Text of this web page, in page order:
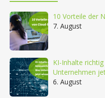
10 Vorteile der
7. August
KI-Inhalte
Unternehmen
6. August